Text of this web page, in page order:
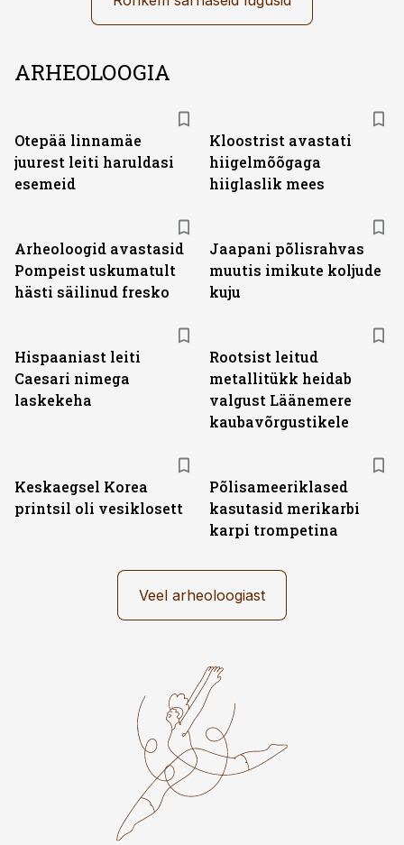
ARHEOLOOGIA
Otepää linnamäe
juurest leiti haruldasi
esemeid
Kloostrist avastati
hiigelmõõgaga
hiiglaslik mees
Arheoloogid avastasid
Pompeist uskumatult
hästi säilinud fresko
Jaapani põlisrahvas
muutis imikute koljude
kuju
Hispaaniast leiti
Caesari nimega
laskekeha
Rootsist leitud
metallitükk heidab
valgust Läänemere
kaubavõrgustikele
Keskaegsel Korea
printsil oli vesiklosett
Põlisameeriklased
kasutasid merikarbi
karpi trompetina
Veel arheoloogiast